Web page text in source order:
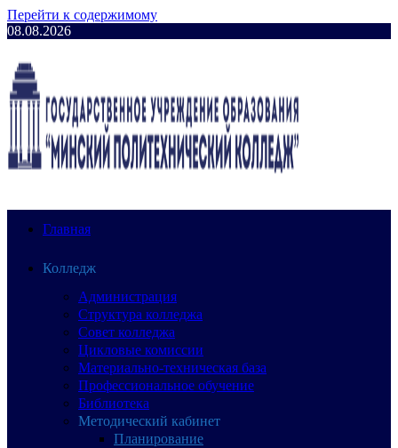
Перейти к содержимому
08.08.2026
Главная
Колледж
Администрация
Структура колледжа
Совет колледжа
Цикловые комиссии
Материально-техническая база
Профессиональное обучение
Библиотека
Методический кабинет
Планирование